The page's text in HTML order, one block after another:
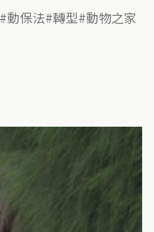
動保法 轉型 動物之家